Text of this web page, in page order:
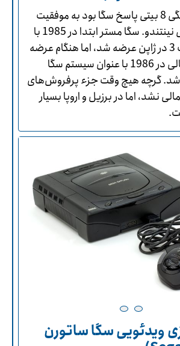
این کنسول خانگی 8 بیتی پاسخ سگا بود به موفقیت
سیستم سرگرمی نینتندو. سگا مستر ابتدا در 1985 با
عنوان سگا مارک 3 در ژاپن عرضه شد، اما هنگام عرضه
در آمریکای شمالی در 1986 با عنوان سیستم سگا
شد. گرچه هیچ وقت جزء پرفروش‌های
نشد، اما در برزیل و اروپا بسیار
ویدئویی سگا ساتورن